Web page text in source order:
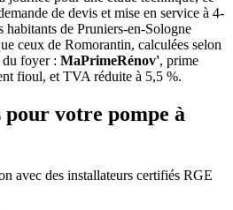
de devis et mise en service à 4-
habitants de Pruniers-en-Sologne
ceux de Romorantin, calculées selon
du foyer : MaPrimeRénov', prime
fioul, et TVA réduite à 5,5 %.
votre pompe à
avec des installateurs certifiés RGE